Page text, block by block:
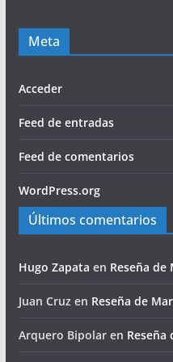
Meta
Acceder
Feed de entradas
Feed de comentarios
WordPress.org
Últimos comentarios
Hugo Zapata en Reseña
Juan Cruzen Reseña de
Arquero Bipolaren Reseña